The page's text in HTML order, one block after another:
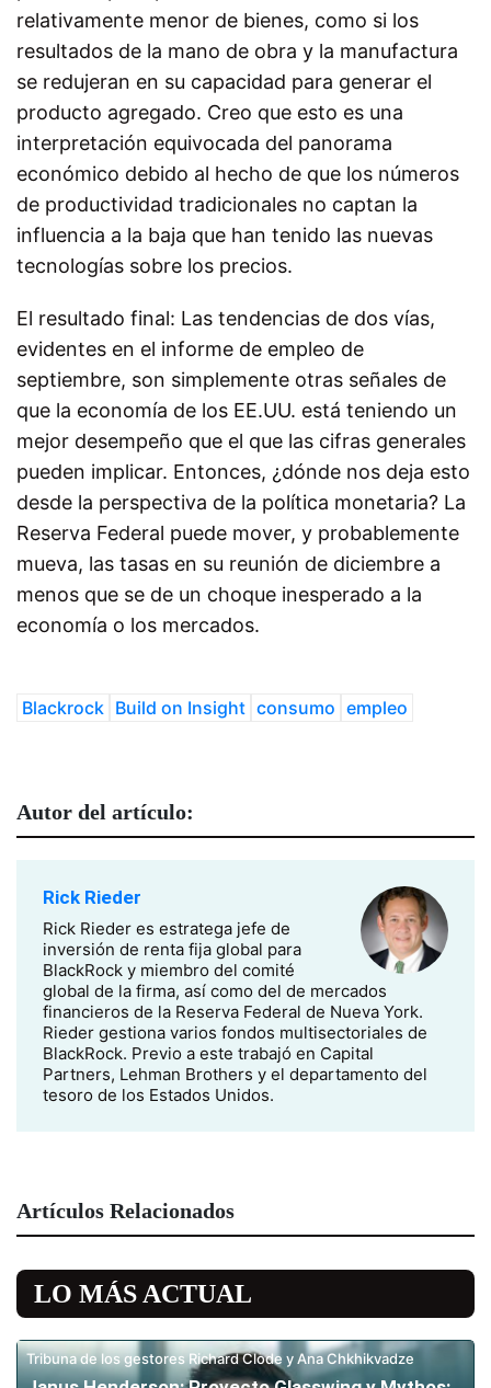
relativamente menor de bienes, como si los
resultados de la mano de obra y la manufactura
se redujeran en su capacidad para generar el
producto agregado. Creo que esto es una
interpretación equivocada del panorama
económico debido al hecho de que los números
de productividad tradicionales no captan la
influencia a la baja que han tenido las nuevas
tecnologías sobre los precios.
El resultado final: Las tendencias de dos vías,
evidentes en el informe de empleo de
septiembre, son simplemente otras señales de
que la economía de los EE.UU. está teniendo un
mejor desempeño que el que las cifras generales
pueden implicar. Entonces, ¿dónde nos deja esto
desde la perspectiva de la política monetaria? La
Reserva Federal puede mover, y probablemente
mueva, las tasas en su reunión de diciembre a
menos que se de un choque inesperado a la
economía o los mercados.
Blackrock Build on Insight consumo empleo
Autor del artículo:
Rick Rieder
Rick Rieder es estratega jefe de
inversión de renta fija global para
BlackRock y miembro del comité
global de la firma, así como del de mercados
financieros de la Reserva Federal de Nueva York.
Rieder gestiona varios fondos multisectoriales de
BlackRock. Previo a este trabajó en Capital
Partners, Lehman Brothers y el departamento del
tesoro de los Estados Unidos.
Artículos Relacionados
LO MÁS ACTUAL
Tribuna de los gestores Richard Clode y Ana Chkhikvadze